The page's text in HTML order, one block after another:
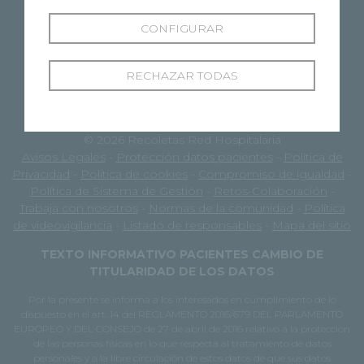
© 2026 Recoletas Red Hospitalaria
Avisos Legales
Protección datos pacientes
Política de
Privacidad
Política de cookies Compromiso de igualdad
Política de Sistema de Gestión
Retos-Colaboración
Trabaja con nosotros
Normas de la comunidad
Política
de videovigilancia
Listado de responsables
Mapa del sitio
TEXTO INFORMATIVO PACIENTES CAMBIO DE
TITULARIDAD DE LOS DATOS
Por la presente se informa a los interesados en cumplimiento de lo
dispuesto en el art. 14 del REGLAMENTO 2016/679 DEL PARLAMENTO
EUROPEO Y DEL CONSEJO de 27 de abril de 2016 relativo a la protección
de las personas físicas en lo que respecta al tratamiento de datos
personales y a la libre circulación de estos datos de que sus datos
RECHAZAR TODAS
CONFIGURAR